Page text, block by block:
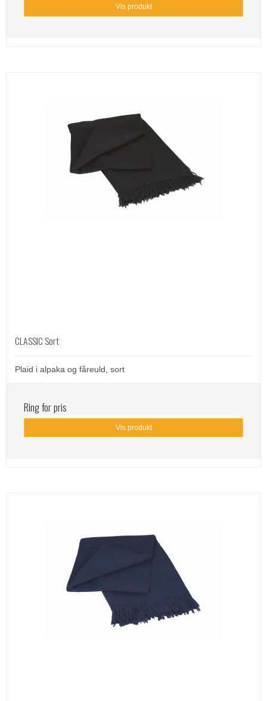
Vis produkt
CLASSIC Sort
Plaid i alpaka og fåreuld, sort
Ring for pris
Vis produkt